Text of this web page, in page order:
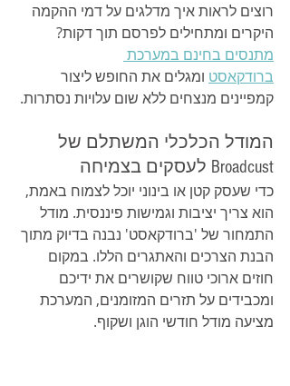
רוצים לראות איך מדלגים על דמי ההקמה
היקרים ומתחילים לפרסם תוך דקות?
מתנסים בחינם במערכת
ברודקאסט ומגלים את החופש ליצור
קמפיינים מנצחים ללא שום עלויות נסתרות.
המודל הכלכלי המשתלם של
Broadcust לעסקים בצמיחה
כדי שעסק קטן או בינוני יוכל לצמוח באמת,
הוא צריך יציבות וגמישות פיננסית. מודל
התמחור של 'ברודקאסט' נבנה בדיוק מתוך
הבנת הצרכים והאתגרים הללו. במקום
חוזים ארוכי טווח שקושרים את ידיכם
ומכבידים על תזרים המזומנים, המערכת
מציעה מודל חודשי הוגן ושקוף.